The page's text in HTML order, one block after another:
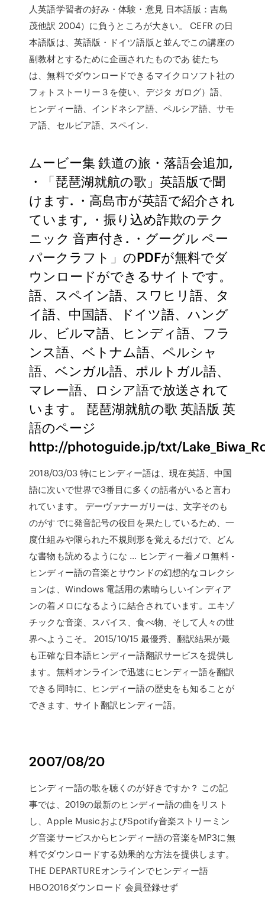
人英語学習者の好み・体験・意見 日本語版：吉島
茂他訳 2004）に負うところが大きい。 CEFR の日
本語版は、英語版・ドイツ語版と並んでこの講座の
副教材とするために企画されたものであ 徒たち
は、無料でダウンロードできるマイクロソフト社の
フォトストーリー３を使い、デジタ ガログ）語、
ヒンディー語、インドネシア語、ペルシア語、サモ
ア語、セルビア語、スペイン.
ムービー集 鉄道の旅・落語会追加,
・「琵琶湖就航の歌」英語版で聞
けます. ・高島市が英語で紹介され
ています, ・振り込め詐欺のテク
ニック 音声付き. ・グーグル ペー
パークラフト」のPDFが無料でダ
ウンロードができるサイトです。
語、スペイン語、スワヒリ語、タ
イ語、中国語、ドイツ語、ハング
ル、ビルマ語、ヒンディ語、フラ
ンス語、ベトナム語、ペルシャ
語、ベンガル語、ポルトガル語、
マレー語、ロシア語で放送されて
います。 琵琶湖就航の歌 英語版 英
語のページ
http://photoguide.jp/txt/
2018/03/03 特にヒンディー語は、現在英語、中国
語に次いで世界で3番目に多くの話者がいると言わ
れています。 デーヴァナーガリーは、文字そのも
のがすでに発音記号の役目を果たしているため、一
度仕組みや限られた不規則形を覚えるだけで、どん
な書物も読めるようにな … ヒンディー着メロ無料 -
ヒンディー語の音楽とサウンドの幻想的なコレクシ
ョンは、Windows 電話用の素晴らしいインディア
ンの着メロになるように結合されています。エキゾ
チックな音楽、スパイス、食べ物、そして人々の世
界へようこそ。 2015/10/15 最優秀、翻訳結果が最
も正確な日本語ヒンディー語翻訳サービスを提供し
ます。無料オンラインで迅速にヒンディー語を翻訳
できる同時に、ヒンディー語の歴史をも知ることが
できます、サイト翻訳ヒンディー語。
2007/08/20
ヒンディー語の歌を聴くのが好きですか？ この記
事では、2019の最新のヒンディー語の曲をリスト
し、Apple MusicおよびSpotify音楽ストリーミン
グ音楽サービスからヒンディー語の音楽をMP3に無
料でダウンロードする効果的な方法を提供します。
THE DEPARTUREオンラインでヒンディー語
HBO2016ダウンロード 会員登録せず